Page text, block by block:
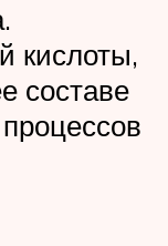
кислоты,
составе